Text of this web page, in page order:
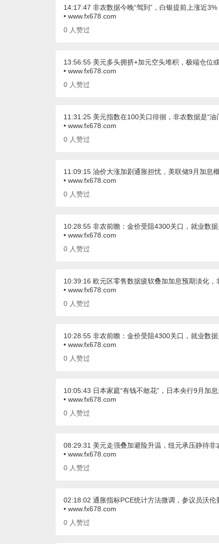
14:17:47 非农数据今晚“驾到”，白银提前上涨近
• www.fx678.com
0 人赞过
13:56:55 美元多头拥挤+加元空头堆积，极端仓位
• www.fx678.com
0 人赞过
11:31:25 美元指数在100关口徘徊，非农数据是“油
• www.fx678.com
0 人赞过
11:09:15 油价大涨加剧通胀担忧，美联储9月加息
• www.fx678.com
0 人赞过
10:28:55 非农前瞻：金价受阻4300关口，就业数据
• www.fx678.com
0 人赞过
10:39:16 欧元区零售数据疲软叠加加息预期淡化，
• www.fx678.com
0 人赞过
10:28:55 非农前瞻：金价受阻4300关口，就业数据
• www.fx678.com
0 人赞过
10:05:43 日本家庭“有钱不敢花”，日本央行9月加息
• www.fx678.com
0 人赞过
08:29:31 美元走强叠加避险升温，纽元承压静待非
• www.fx678.com
0 人赞过
02:18:02 通胀指标PCE统计方法微调，参议员沃伦
• www.fx678.com
0 人赞过